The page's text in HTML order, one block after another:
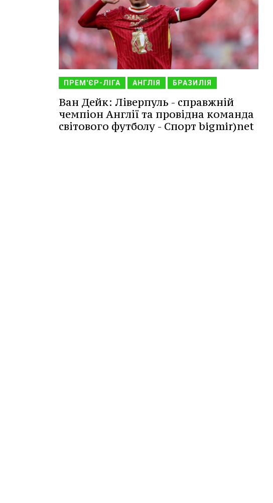
ПРЕМ'ЄР-ЛІГА АНГЛІЯ БРАЗИЛІЯ
Ван Дейк: Ліверпуль - справжній
чемпіон Англії та провідна команда
світового футболу - Спорт bigmir)net